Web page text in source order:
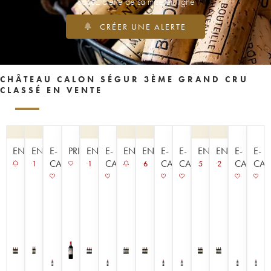
CRÉER UNE ALERTE
CHÂTEAU CALON SÉGUR 3ÈME GRAND CRU
CLASSÉ EN VENTE
ENCHÈREENCHÈRE
1
E-
CAVISTE
PRIMEURENCHÈRE
1
E-
CAVISTE
ENCHÈREENCHÈRE
6
E-
CAVISTE
E-
CAVISTE
ENCHÈRE
5
ENCHÈRE
2
E-
CAVISTE
E-